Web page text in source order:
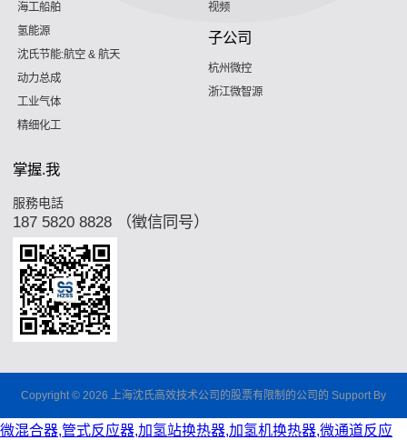
海工船舶
氢能源
沈氏节能:航空 & 航天
动力总成
工业气体
精细化工
视频
子公司
杭州微控
浙江微智源
掌握.我
服務电話
187 5820 8828 （徵信同号）
Copyright © 2026 上海沈氏高效技术公司的股票有限制的公司的 Support By
微混合器,管式反应器,加氢站换热器,加氢机换热器,微通道反应